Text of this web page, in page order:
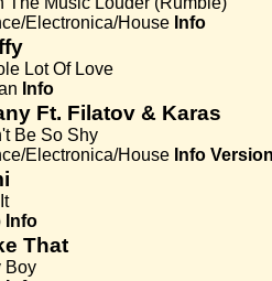
Electronica/House Info
Lot Of Love
Info
Ft. Filatov & Karas
Be So Shy
Electronica/House Info
Info
That
Boy